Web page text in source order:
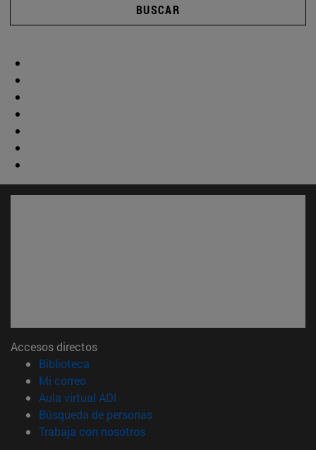
BUSCAR
Accesos directos
Biblioteca
Mi correo(abre en nueva ventana)
Aula virtual ADI
Búsqueda de personas(abre en nueva ventana)
Trabaja con nosotros(abre en nueva ventana)